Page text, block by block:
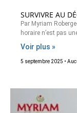
SURVIVRE AU
Par Myriam
horaire n’est pas
Voir plus »
5 septembre 2025